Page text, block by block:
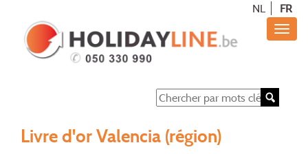
NL FR
Livre d'or Valencia (région)